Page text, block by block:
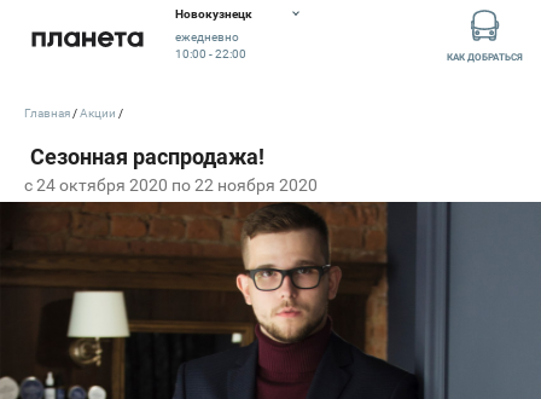
Новокузнецк
ежедневно
10:00 - 22:00
КАК ДОБРАТЬСЯ
c 24 октября 2020 по 22 ноября 2020
Главная Акции